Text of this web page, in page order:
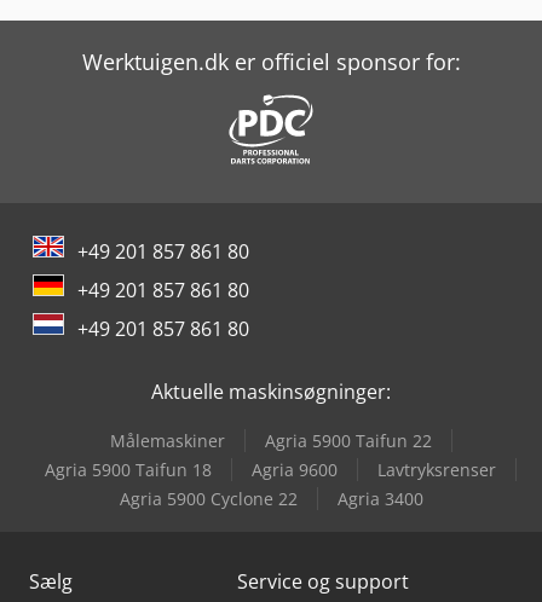
Kärcher Hds 2000 Super
Kärcher Højtryksrenser
Kärcher Mic 42
Kärcher Mic 70
Manitou Mlt 625 75 H
Renault R
Renner Riko 700/250 S-Kt
Werktuigen.dk er officiel sponsor for:
+49 201 857 861 80
+49 201 857 861 80
+49 201 857 861 80
Aktuelle maskinsøgninger:
Målemaskiner
Agria 5900 Taifun 22
Agria 5900 Taifun 18
Agria 9600
Lavtryksrenser
Agria 5900 Cyclone 22
Agria 3400
Sælg Service og support